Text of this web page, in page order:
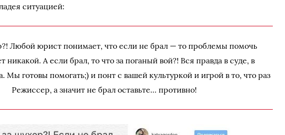
ситуацией:
Любой юрист понимает, что если не брал — то проблемы помочь
никакой. А если брал, то что за поганый вой?! Вся правда в суде, в
Мы готовы помогать;) и понт с вашей культуркой и игрой в то, что раз
Режиссер, а значит не брал оставьте… противно!